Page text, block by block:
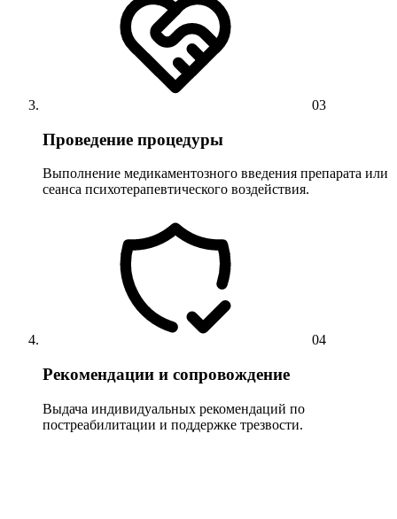
03
Проведение процедуры
Выполнение медикаментозного введения препарата или
сеанса психотерапевтического воздействия.
04
Рекомендации и сопровождение
Выдача индивидуальных рекомендаций по
постреабилитации и поддержке трезвости.